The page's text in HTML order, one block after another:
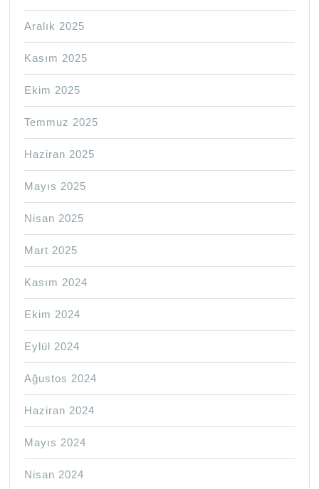
Aralık 2025
Kasım 2025
Ekim 2025
Temmuz 2025
Haziran 2025
Mayıs 2025
Nisan 2025
Mart 2025
Kasım 2024
Ekim 2024
Eylül 2024
Ağustos 2024
Haziran 2024
Mayıs 2024
Nisan 2024